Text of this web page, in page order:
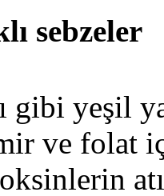
sebzeler
gibi yeşil
ve folat